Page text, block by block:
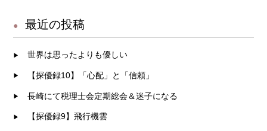
最近の投稿
世界は思ったよりも優しい
【探優録10】「心配」と「信頼」
長崎にて税理士会定期総会＆迷子になる
【探優録9】飛行機雲